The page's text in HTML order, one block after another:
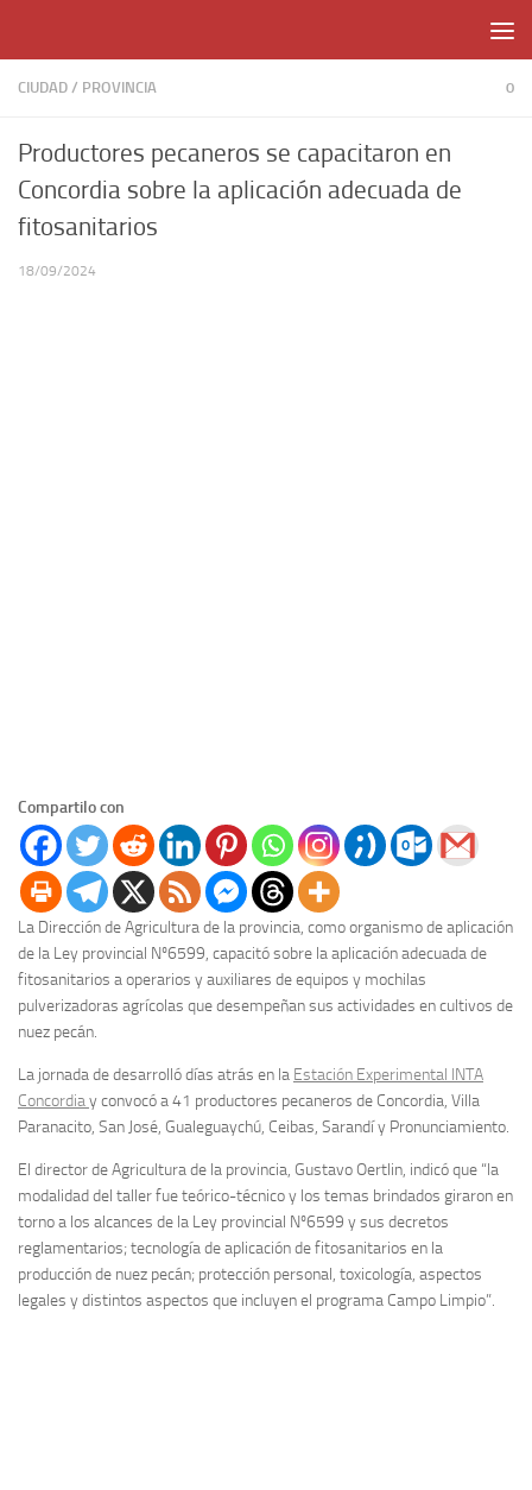
CIUDAD / PROVINCIA 0
Productores pecaneros se capacitaron en
Concordia sobre la aplicación adecuada de
fitosanitarios
18/09/2024
Compartilo con
La Dirección de Agricultura de la provincia, como organismo de aplicación
de la Ley provincial Nº6599, capacitó sobre la aplicación adecuada de
fitosanitarios a operarios y auxiliares de equipos y mochilas
pulverizadoras agrícolas que desempeñan sus actividades en cultivos de
nuez pecán.
La jornada de desarrolló días atrás en la Estación Experimental INTA
Concordiay convocó a 41 productores pecaneros de Concordia, Villa
Paranacito, San José, Gualeguaychú, Ceibas, Sarandí y Pronunciamiento.
El director de Agricultura de la provincia, Gustavo Oertlin, indicó que “la
modalidad del taller fue teórico-técnico y los temas brindados giraron en
torno a los alcances de la Ley provincial Nº6599 y sus decretos
reglamentarios; tecnología de aplicación de fitosanitarios en la
producción de nuez pecán; protección personal, toxicología, aspectos
legales y distintos aspectos que incluyen el programa Campo Limpio”.